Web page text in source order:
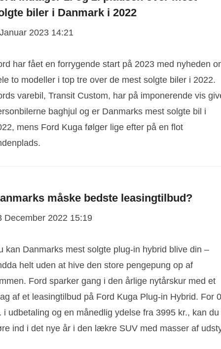
biler i Danmark i 2022
2023 14:21
har fået en forrygende start på 2023 med nyheden
to modeller i top tre over de mest solgte biler i 2022.
varebil, Transit Custom, har på imponerende vis
baghjul og er Danmarks mest solgte bil i
mens Ford Kuga følger lige efter på en flot
måske bedste leasingtilbud?
December 2022 15:19
kan Danmarks mest solgte plug-in hybrid blive din –
helt uden at hive den store pengepung op af
Ford sparker gang i den årlige nytårskur med et
af et leasingtilbud på Ford Kuga Plug-in Hybrid. For 0
i udbetaling og en månedlig ydelse fra 3995 kr., kan du
ind i det nye år i den lækre SUV med masser af